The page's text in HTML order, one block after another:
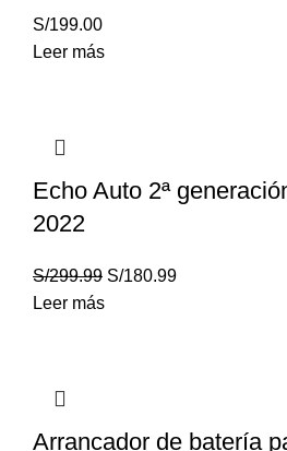
S/199.00
Leer más
Echo Auto 2ª
2022
S/299.99 S/180.99
Leer más
Arrancador de batería